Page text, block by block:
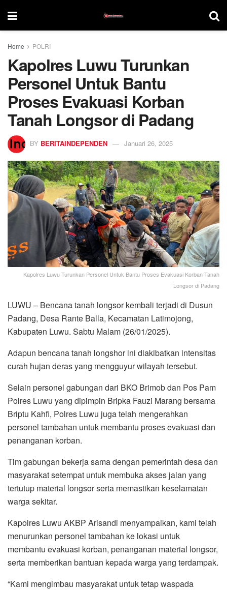
Home POLRI
Kapolres Luwu Turunkan
Personel Untuk Bantu
Proses Evakuasi Korban
Tanah Longsor di Padang
BY BERITAINDEPENDEN Januari 26, 2025
Kapolres Luwu Turunkan Personel Untuk Bantu Proses Evakuasi Korban Tanah
Longsor di Padang
LUWU – Bencana tanah longsor kembali terjadi di Dusun
Padang, Desa Rante Balla, Kecamatan Latimojong,
Kabupaten Luwu. Sabtu Malam (26/01/2025).
Adapun bencana tanah longshor ini diakibatkan intensitas
curah hujan deras yang mengguyur wilayah tersebut.
Selain personel gabungan dari BKO Brimob dan Pos Pam
Polres Luwu yang dipimpin Bripka Fauzi Marang bersama
Briptu Kahfi, Polres Luwu juga telah mengerahkan
personel tambahan untuk membantu proses evakuasi dan
penanganan korban.
Tim gabungan bekerja sama dengan pemerintah desa dan
masyarakat setempat untuk membuka akses jalan yang
tertutup material longsor serta memastikan keselamatan
warga sekitar.
Kapolres Luwu AKBP Arisandi menyampaikan, kami telah
menurunkan personel tambahan ke lokasi untuk
membantu evakuasi korban, penanganan material longsor,
serta memberikan bantuan kepada warga yang terdampak.
“Kami mengimbau masyarakat untuk tetap waspada